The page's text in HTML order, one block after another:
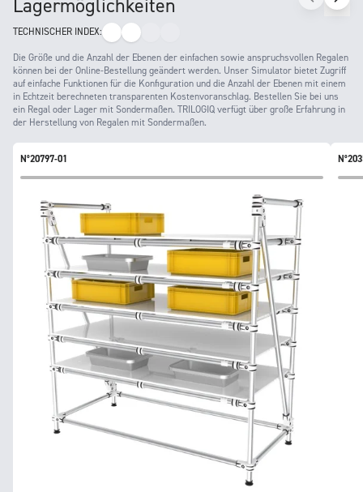
Lagermöglichkeiten
TECHNISCHER INDEX:
Die Größe und die Anzahl der Ebenen der einfachen sowie anspruchsvollen Regalen
können bei der Online-Bestellung geändert werden. Unser Simulator bietet Zugriff
auf einfache Funktionen für die Konfiguration und die Anzahl der Ebenen mit einem
in Echtzeit berechneten transparenten Kostenvoranschlag. Bestellen Sie bei uns
ein Regal oder Lager mit Sondermaßen. TRILOGIQ verfügt über große Erfahrung in
der Herstellung von Regalen mit Sondermaßen.
N°20797-01